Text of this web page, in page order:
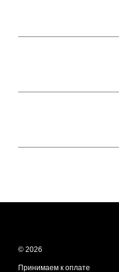
© 2026
Принимаем к оплате